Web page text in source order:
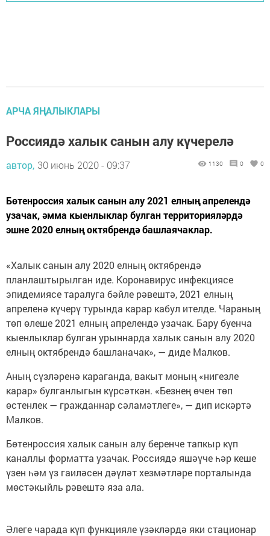
АРЧА ЯҢАЛЫКЛАРЫ
Россиядә халык санын алу күчерелә
автор, 30 июнь 2020 - 09:37 1130 0 0
Бөтенроссия халык санын алу 2021 елның апрелендә
узачак, әмма кыенлыклар булган территорияләрдә
эшне 2020 елның октябрендә башлаячаклар.
«Халык санын алу 2020 елның октябрендә
планлаштырылган иде. Коронавирус инфекциясе
эпидемиясе таралуга бәйле рәвештә, 2021 елның
апреленә күчерү турында карар кабул ителде. Чараның
төп өлеше 2021 елның апрелендә узачак. Бару буенча
кыенлыклар булган урыннарда халык санын алу 2020
елның октябрендә башланачак», — диде Малков.
Аның сүзләренә караганда, вакыт моның «нигезле
карар» булганлыгын күрсәткән. «Безнең өчен төп
өстенлек — гражданнар сәламәтлеге», — дип искәртә
Малков.
Бөтенроссия халык санын алу беренче тапкыр күп
каналлы форматта узачак. Россиядә яшәүче һәр кеше
үзен һәм үз гаиләсен дәүләт хезмәтләре порталында
мөстәкыйль рәвештә яза ала.
Әлеге чарада күп функцияле үзәкләрдә яки стационар